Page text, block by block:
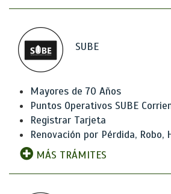
SUBE
Mayores de 70 Años
Puntos Operativos SUBE
Registrar Tarjeta
Renovación por Pérdida, Robo,
MÁS TRÁMITES